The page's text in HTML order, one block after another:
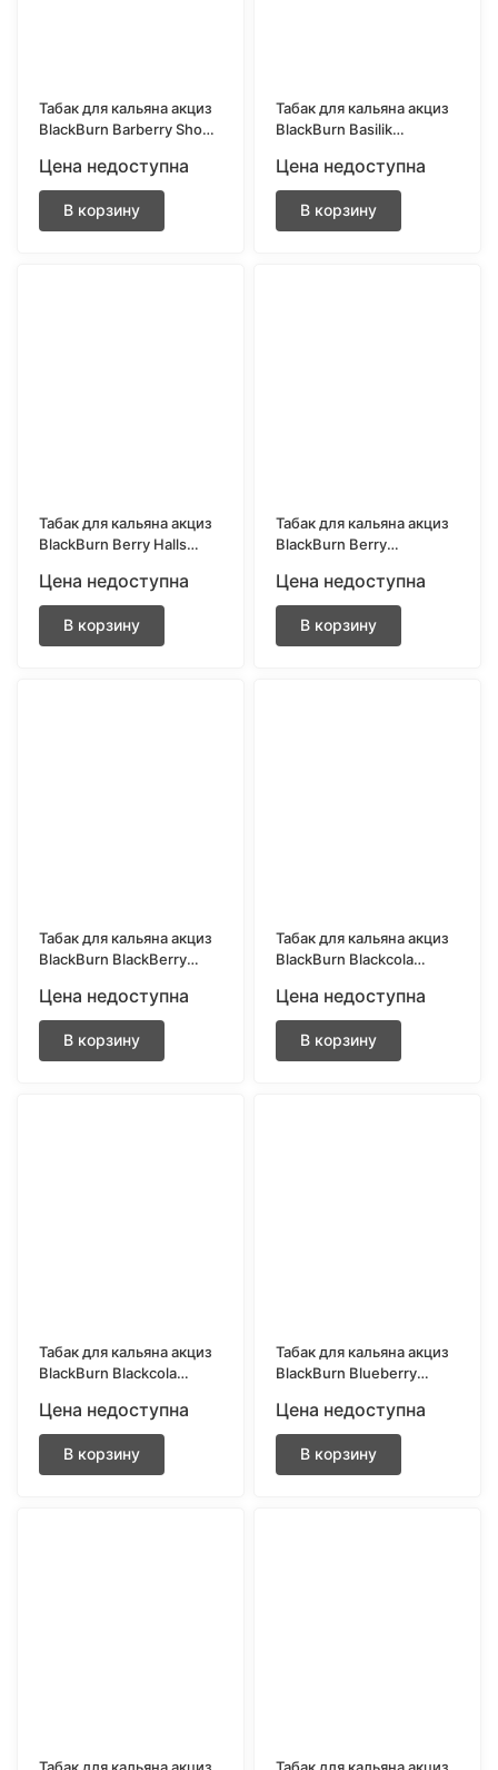
Табак для кальяна акциз
BlackBurn Barberry Shock
гр.
Цена недоступна
В корзину
Табак для кальяна акциз
BlackBurn Basilik
Цена недоступна
В корзину
Табак для кальяна акциз
BlackBurn Berry Halls
Цена недоступна
В корзину
Табак для кальяна акциз
BlackBurn Berry
лимонад) 200 гр.
Цена недоступна
В корзину
Табак для кальяна акциз
BlackBurn BlackBerry
лимонад) 200 гр.
Цена недоступна
В корзину
Табак для кальяна акциз
BlackBurn Blackcola
Цена недоступна
В корзину
Табак для кальяна акциз
BlackBurn Blackcola
Цена недоступна
В корзину
Табак для кальяна акциз
BlackBurn Blueberry
Цена недоступна
В корзину